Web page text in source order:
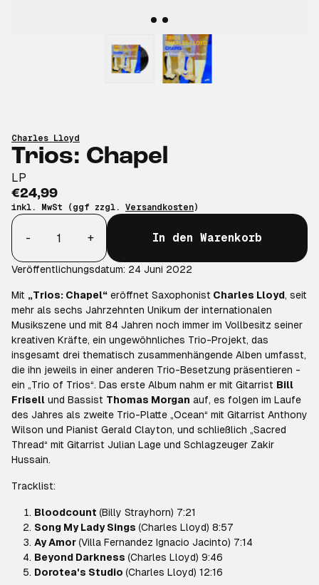
Charles Lloyd
Trios: Chapel
LP
€24,99
inkl. MwSt (ggf zzgl. Versandkosten)
Anzahl
-
+ In den Warenkorb
Veröffentlichungsdatum: 24 Juni 2022
Mit „Trios: Chapel“ eröffnet Saxophonist Charles Lloyd, seit
mehr als sechs Jahrzehnten Unikum der internationalen
Musikszene und mit 84 Jahren noch immer im Vollbesitz seiner
kreativen Kräfte, ein ungewöhnliches Trio-Projekt, das
insgesamt drei thematisch zusammenhängende Alben umfasst,
die ihn jeweils in einer anderen Trio-Besetzung präsentieren -
ein „Trio of Trios“. Das erste Album nahm er mit Gitarrist Bill
Frisell und Bassist Thomas Morgan auf, es folgen im Laufe
des Jahres als zweite Trio-Platte „Ocean“ mit Gitarrist Anthony
Wilson und Pianist Gerald Clayton, und schließlich „Sacred
Thread“ mit Gitarrist Julian Lage und Schlagzeuger Zakir
Hussain.
Tracklist:
Bloodcount (Billy Strayhorn) 7:21
Song My Lady Sings (Charles Lloyd) 8:57
Ay Amor (Villa Fernandez Ignacio Jacinto) 7:14
Beyond Darkness (Charles Lloyd) 9:46
Dorotea's Studio (Charles Lloyd) 12:16